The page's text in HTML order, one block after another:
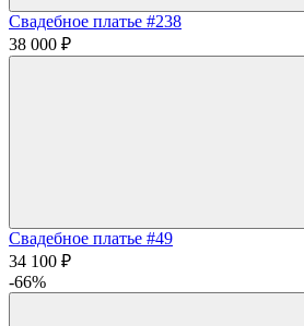
Свадебное платье #238
38 000 ₽
Свадебное платье #49
34 100 ₽
-66%